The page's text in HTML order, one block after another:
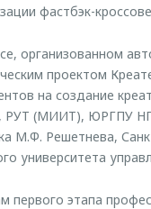
фастбэк-
организованном
проектом
на создание
РУТ (МИИТ), ЮРГПУ
М.Ф. Решетнева,
университета
первого этапа